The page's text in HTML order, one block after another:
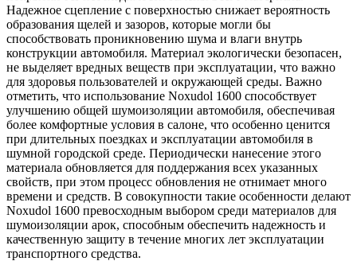
Надежное сцепление с поверхностью снижает вероятность
образования щелей и зазоров, которые могли бы
способствовать проникновению шума и влаги внутрь
конструкции автомобиля. Материал экологически безопасен,
не выделяет вредных веществ при эксплуатации, что важно
для здоровья пользователей и окружающей среды. Важно
отметить, что использование Noxudol 1600 способствует
улучшению общей шумоизоляции автомобиля, обеспечивая
более комфортные условия в салоне, что особенно ценится
при длительных поездках и эксплуатации автомобиля в
шумной городской среде. Периодически нанесение этого
материала обновляется для поддержания всех указанных
свойств, при этом процесс обновления не отнимает много
времени и средств. В совокупности такие особенности делают
Noxudol 1600 превосходным выбором среди материалов для
шумоизоляции арок, способным обеспечить надежность и
качественную защиту в течение многих лет эксплуатации
транспортного средства.